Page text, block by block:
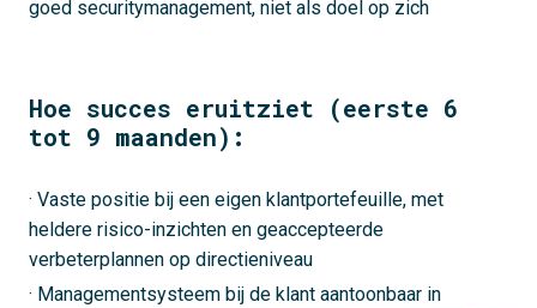
goed securitymanagement, niet als doel op zich
Hoe succes eruitziet (eerste 6
tot 9 maanden):
· Vaste positie bij een eigen klantportefeuille, met
heldere risico-inzichten en geaccepteerde
verbeterplannen op directieniveau
· Managementsysteem bij de klant aantoonbaar in